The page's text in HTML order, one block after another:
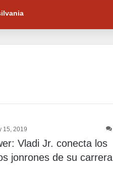
15, 2019
Vladi Jr. conecta los
jonrones de su carrera